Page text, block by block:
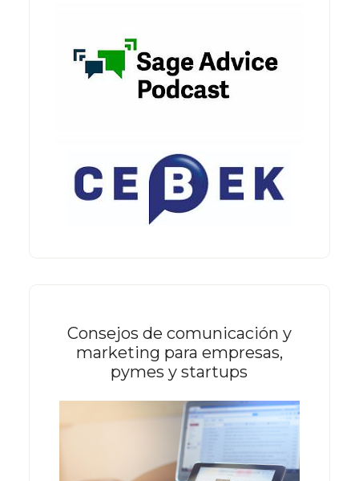
Consejos de comunicación y
marketing para empresas,
pymes y startups